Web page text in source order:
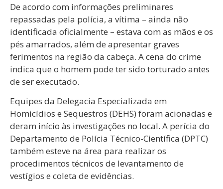
De acordo com informações preliminares
repassadas pela polícia, a vítima – ainda não
identificada oficialmente – estava com as mãos e os
pés amarrados, além de apresentar graves
ferimentos na região da cabeça. A cena do crime
indica que o homem pode ter sido torturado antes
de ser executado.
Equipes da Delegacia Especializada em
Homicídios e Sequestros (DEHS) foram acionadas e
deram início às investigações no local. A perícia do
Departamento de Polícia Técnico-Científica (DPTC)
também esteve na área para realizar os
procedimentos técnicos de levantamento de
vestígios e coleta de evidências.